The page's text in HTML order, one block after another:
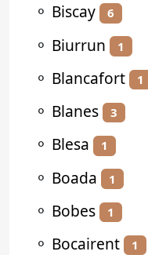
⚬ Biscay 6
⚬ Biurrun 1
⚬ Blancafort 1
⚬ Blanes 3
⚬ Blesa 1
⚬ Boada 1
⚬ Bobes 1
⚬ Bocairent 1